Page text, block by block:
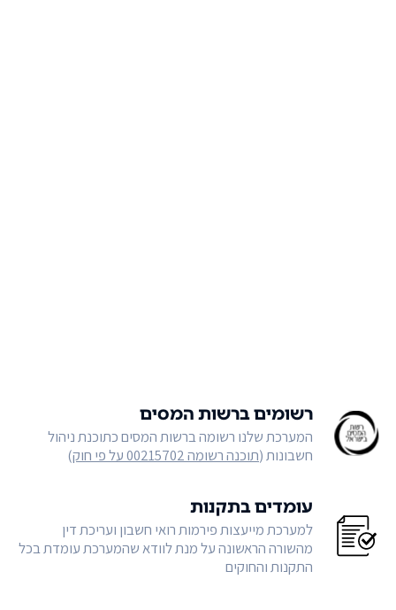
רשומים ברשות המסים
המערכת שלנו רשומה ברשות המסים כתוכנת ניהול
חשבונות (תוכנה רשומה 00215702 על פי חוק )
עומדים בתקנות
למערכת מייעצות פירמות רואי חשבון ועריכת דין
מהשורה הראשונה על מנת לוודא שהמערכת עומדת בכל
התקנות והחוקים